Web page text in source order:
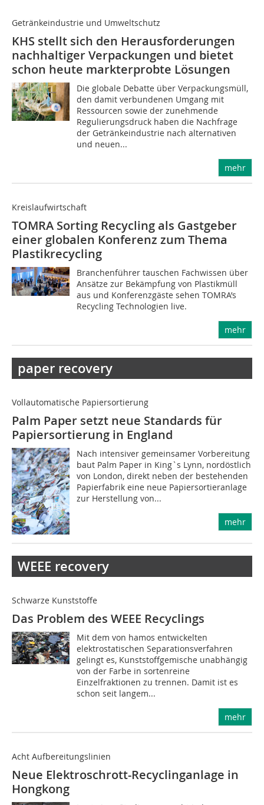
Getränkeindustrie und Umweltschutz
KHS stellt sich den Herausforderungen
nachhaltiger Verpackungen und bietet
schon heute markterprobte Lösungen
Die globale Debatte über Verpackungsmüll,
den damit verbundenen Umgang mit
Ressourcen sowie der zunehmende
Regulierungsdruck haben die Nachfrage
der Getränkeindustrie nach alternativen
und neuen...
mehr
Kreislaufwirtschaft
TOMRA Sorting Recycling als Gastgeber
einer globalen Konferenz zum Thema
Plastikrecycling
Branchenführer tauschen Fachwissen über
Ansätze zur Bekämpfung von Plastikmüll
aus und Konferenzgäste sehen TOMRA’s
Recycling Technologien live.
mehr
paper recovery
Vollautomatische Papiersortierung
Palm Paper setzt neue Standards für
Papiersortierung in England
Nach intensiver gemeinsamer Vorbereitung
baut Palm Paper in King`s Lynn, nordöstlich
von London, direkt neben der bestehenden
Papierfabrik eine neue Papiersortieranlage
zur Herstellung von...
mehr
WEEE recovery
Schwarze Kunststoffe
Das Problem des WEEE Recyclings
Mit dem von hamos entwickelten
elektrostatischen Separationsverfahren
gelingt es, Kunststoffgemische unabhängig
von der Farbe in sortenreine
Einzelfraktionen zu trennen. Damit ist es
schon seit langem...
mehr
Acht Aufbereitungslinien
Neue Elektroschrott-Recyclinganlage in
Hongkong